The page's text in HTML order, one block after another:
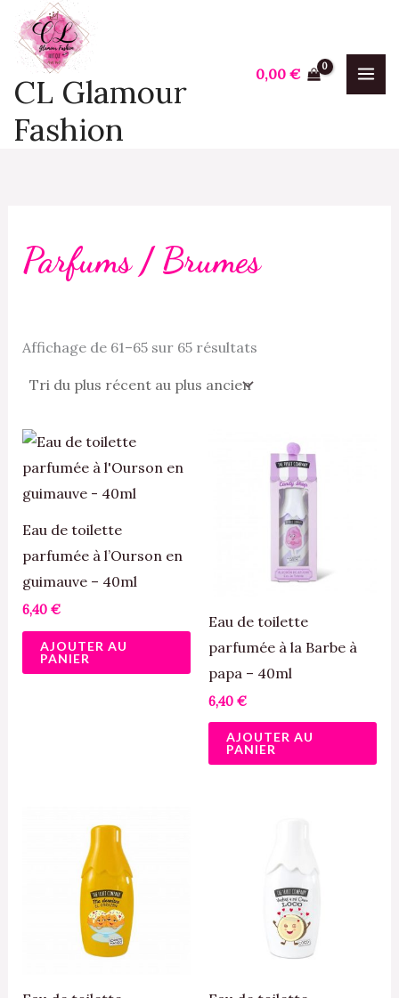
Aller
contenu
CL Glamour
Fashion
0,00€
Parfums / Brumes
Affichage de 61–65 sur 65 résultats
plus
Eau de toilette
parfumée à l’Ourson en
guimauve – 40ml
6,40 €
AJOUTER AU
PANIER
Eau de toilette
parfumée à la Barbe à
papa – 40ml
6,40 €
AJOUTER AU
PANIER